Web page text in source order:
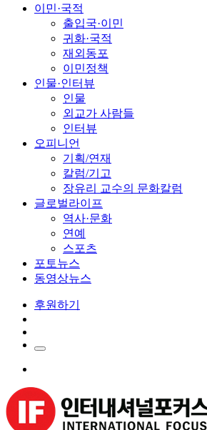
이민·국적
출입국·이민
귀화·국적
재외동포
이민정책
인물·인터뷰
인물
외교가 사람들
인터뷰
오피니언
기획/연재
칼럼/기고
장유리 교수의 문화칼럼
글로벌라이프
역사·문화
연예
스포츠
포토뉴스
동영상뉴스
후원하기